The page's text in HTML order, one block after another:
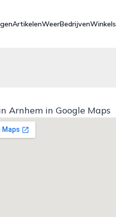
ArtikelenWeerBedrijvenWinkels
Arnhem in Google Maps